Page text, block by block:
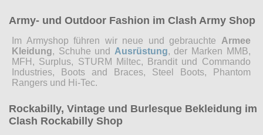
Army- und Outdoor Fashion im Clash Army Shop
Im Armyshop führen wir neue und gebrauchte Armee
Kleidung, Schuhe und Ausrüstung, der Marken MMB,
MFH, Surplus, STURM Miltec, Brandit und Commando
Industries, Boots and Braces, Steel Boots, Phantom
Rangers und Hi-Tec.
Rockabilly, Vintage und Burlesque Bekleidung im
Clash Rockabilly Shop